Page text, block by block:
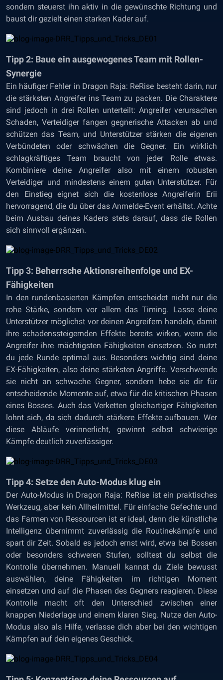
sondern steuerst ihn aktiv in die gewünschte Richtung und
baust dir gezielt einen starken Kader auf.
Tipp 2: Baue ein ausgewogenes Team mit Rollen-
Synergie
Ein häufiger Fehler in Dragon Raja: ReRise besteht darin, nur
die stärksten Angreifer ins Team zu packen. Die Charaktere
sind jedoch in drei Rollen unterteilt: Angreifer verursachen
Schaden, Verteidiger fangen gegnerische Attacken ab und
schützen das Team, und Unterstützer stärken die eigenen
Verbündeten oder schwächen die Gegner. Ein wirklich
schlagkräftiges Team braucht von jeder Rolle etwas.
Kombiniere deine Angreifer also mit einem robusten
Verteidiger und mindestens einem guten Unterstützer. Für
den Einstieg eignet sich die kostenlose Angreiferin Erii
hervorragend, die du über das Anmelde-Event erhältst. Achte
beim Ausbau deines Kaders stets darauf, dass die Rollen
sich sinnvoll ergänzen.
Tipp 3: Beherrsche Aktionsreihenfolge und EX-
Fähigkeiten
In den rundenbasierten Kämpfen entscheidet nicht nur die
rohe Stärke, sondern vor allem das Timing. Lasse deine
Unterstützer möglichst vor deinen Angreifern handeln, damit
ihre schadenssteigernden Effekte bereits wirken, wenn die
Angreifer ihre mächtigsten Fähigkeiten einsetzen. So nutzt
du jede Runde optimal aus. Besonders wichtig sind deine
EX-Fähigkeiten, also deine stärksten Angriffe. Verschwende
sie nicht an schwache Gegner, sondern hebe sie dir für
entscheidende Momente auf, etwa für die kritischen Phasen
eines Bosses. Auch das Verketten gleichartiger Fähigkeiten
lohnt sich, da sich dadurch stärkere Effekte aufbauen. Wer
diese Abläufe verinnerlicht, gewinnt selbst schwierige
Kämpfe deutlich zuverlässiger.
Tipp 4: Setze den Auto-Modus klug ein
Der Auto-Modus in Dragon Raja: ReRise ist ein praktisches
Werkzeug, aber kein Allheilmittel. Für einfache Gefechte und
das Farmen von Ressourcen ist er ideal, denn die künstliche
Intelligenz übernimmt zuverlässig die Routinekämpfe und
spart dir Zeit. Sobald es jedoch ernst wird, etwa bei Bossen
oder besonders schweren Stufen, solltest du selbst die
Kontrolle übernehmen. Manuell kannst du Ziele bewusst
auswählen, deine Fähigkeiten im richtigen Moment
einsetzen und auf die Phasen des Gegners reagieren. Diese
Kontrolle macht oft den Unterschied zwischen einer
knappen Niederlage und einem klaren Sieg. Nutze den Auto-
Modus also als Hilfe, verlasse dich aber bei den wichtigen
Kämpfen auf dein eigenes Geschick.